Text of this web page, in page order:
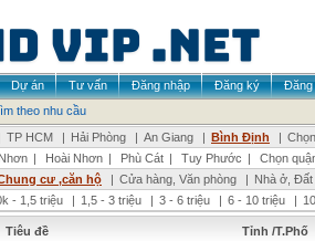
Dự án Tư vấn Đăng nhập Đăng ký
Đăng
theo nhu cầu
TP HCM | Hải Phòng | An Giang | Bình Định |
| Hoài Nhơn | Phù Cát | Tuy Phước |
Chọn
cư ,căn hộ | Cửa hàng, Văn phòng | Nhà ở,
- 1,5 triệu | 1,5 - 3 triệu | 3 - 6 triệu | 6 - 10 triệu |
Tiêu đề Tỉnh /T.Phố